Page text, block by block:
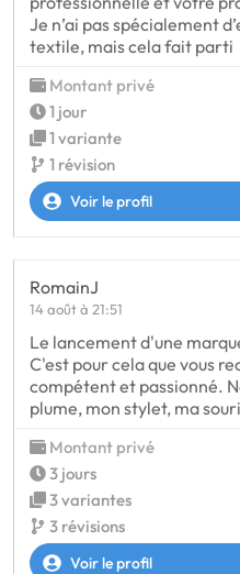
Je n’ai pas spécialement
textile, mais cela fait parti
Montant privé
1 jour
1 variante
1 révision
Voir le profil
RomainJ
14 août à 21:51
Le lancement d'une
C'est pour cela que vous
compétent et passionné.
plume, mon stylet, ma
Montant privé
3 jours
3 variantes
3 révisions
Voir le profil